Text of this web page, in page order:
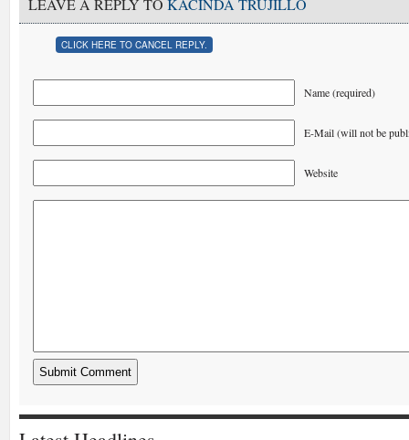
LEAVE A REPLY TO KACINDA TRUJILLO
CLICK HERE TO CANCEL REPLY.
Name (required)
E-Mail (will not be
Website